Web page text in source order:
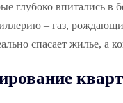
глубоко впитались
– газ,
спасает жилье, а